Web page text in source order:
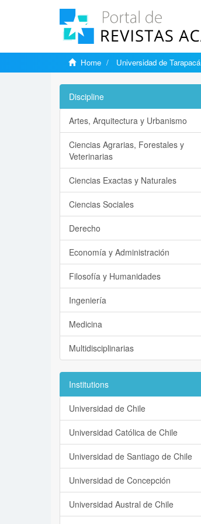
Home Universidad de Tarapacá
Discipline
Artes, Arquitectura y Urbanismo
Ciencias Agrarias, Forestales y
Veterinarias
Ciencias Exactas y Naturales
Ciencias Sociales
Derecho
Economía y Administración
Filosofía y Humanidades
Ingeniería
Medicina
Multidisciplinarias
Institutions
Universidad de Chile
Universidad Católica de Chile
Universidad de Santiago de Chile
Universidad de Concepción
Universidad Austral de Chile